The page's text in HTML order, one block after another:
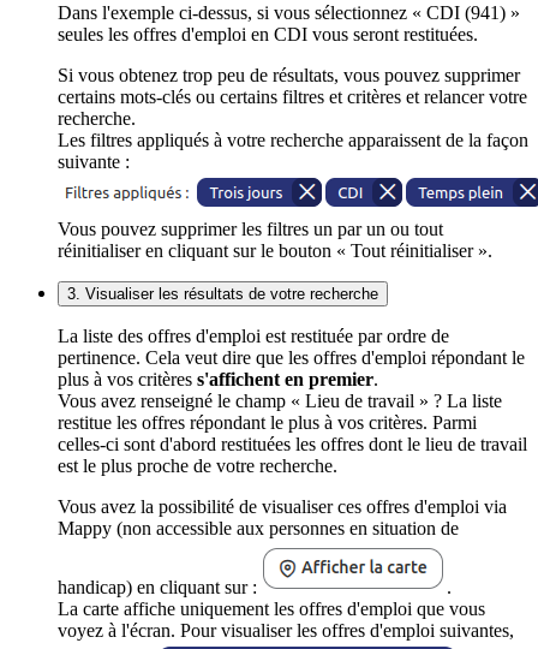
Dans l'exemple ci-dessus, si vous sélectionnez « CDI (941) »
seules les offres d'emploi en CDI vous seront restituées.
Si vous obtenez trop peu de résultats, vous pouvez supprimer
certains mots-clés ou certains filtres et critères et relancer votre
recherche.
Les filtres appliqués à votre recherche apparaissent de la façon
suivante :
Vous pouvez supprimer les filtres un par un ou tout
réinitialiser en cliquant sur le bouton « Tout réinitialiser ».
3. Visualiser les résultats de votre recherche
La liste des offres d'emploi est restituée par ordre de
pertinence. Cela veut dire que les offres d'emploi répondant le
plus à vos critères s'affichent en premier.
Vous avez renseigné le champ « Lieu de travail » ? La liste
restitue les offres répondant le plus à vos critères. Parmi
celles-ci sont d'abord restituées les offres dont le lieu de travail
est le plus proche de votre recherche.
Vous avez la possibilité de visualiser ces offres d'emploi via
Mappy (non accessible aux personnes en situation de
handicap) en cliquant sur :
.
La carte affiche uniquement les offres d'emploi que vous
voyez à l'écran. Pour visualiser les offres d'emploi suivantes,